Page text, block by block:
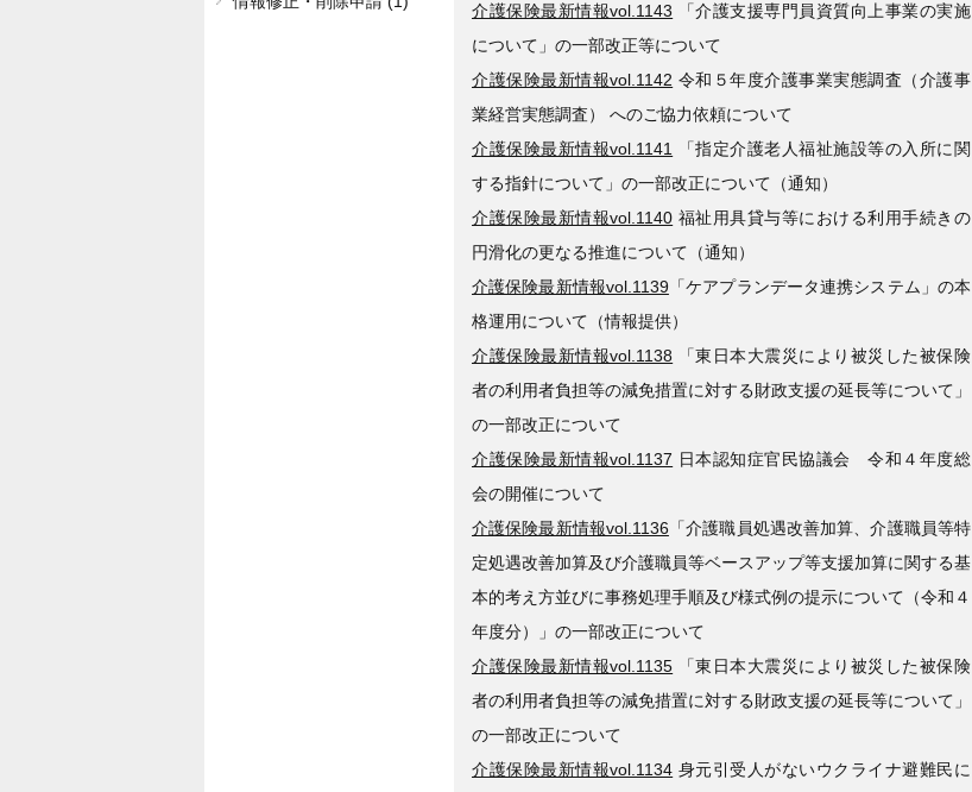
介護保険最新情報vol.1143 「介護支援専門員資質向上事業の実施
について」の一部改正等について
介護保険最新情報vol.1142 令和５年度介護事業実態調査（介護事
業経営実態調査） へのご協力依頼について
介護保険最新情報vol.1141
「指定介護老人福祉施設等の入所に関
する指針について」の一部改正について（通知）
介護保険最新情報vol.1140 福祉用具貸与等における利用手続きの
円滑化の更なる推進について（通知）
介護保険最新情報vol.1139「ケアプランデータ連携システム」の本
格運用について（情報提供）
介護保険最新情報vol.1138 「東日本大震災により被災した被保険
者の利用者負担等の減免措置に対する財政支援の延長等について」
の一部改正について
介護保険最新情報vol.1137 日本認知症官民協議会 令和４年度総
会の開催について
介護保険最新情報vol.1136 「介護職員処遇改善加算、介護職員等特
定処遇改善加算及び介護職員等ベースアップ等支援加算に関する基
本的考え方並びに事務処理手順及び様式例の提示について（令和４
年度分）」の一部改正について
介護保険最新情報vol.1135 「東日本大震災により被災した被保険
者の利用者負担等の減免措置に対する財政支援の延長等について」
の一部改正について
介護保険最新情報vol.1134 身元引受人がないウクライナ避難民に